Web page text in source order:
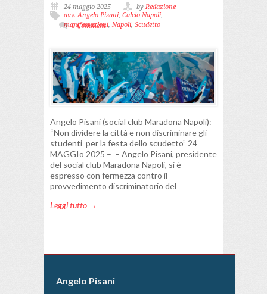
24 maggio 2025 byRedazione
avv. Angelo Pisani, Calcio Napoli,
manifestazioni, Napoli, Scudetto
0 Comment
Angelo Pisani (social club Maradona Napoli):
“Non dividere la città e non discriminare gli
studenti per la festa dello scudetto” 24
MAGGIo 2025 – – Angelo Pisani, presidente
del social club Maradona Napoli, si è
espresso con fermezza contro il
provvedimento discriminatorio del
Leggi tutto →
Angelo Pisani